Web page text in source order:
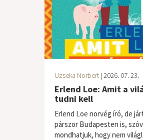
Uzseka Norbert | 2026. 07. 23.
Erlend Loe: Amit a
tudni kell
Erlend Loe norvég író, de
párszor Budapesten is,
mondhatjuk, hogy nem